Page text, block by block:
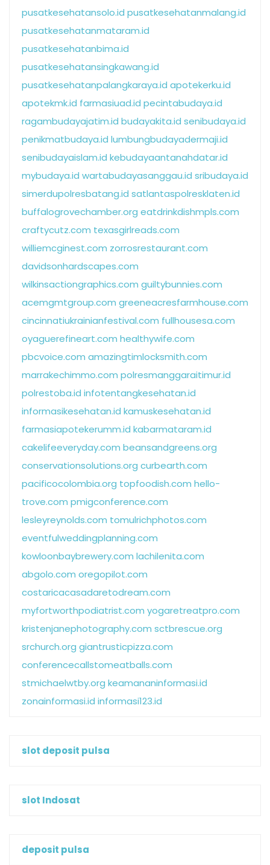
pusatkesehatansolo.id pusatkesehatanmalang.id
pusatkesehatanmataram.id
pusatkesehatanbima.id
pusatkesehatansingkawang.id
pusatkesehatanpalangkaraya.id apotekerku.id
apotekmk.id farmasiuad.id pecintabudaya.id
ragambudayajatim.id budayakita.id senibudaya.id
penikmatbudaya.id lumbungbudayadermaji.id
senibudayaislam.id kebudayaantanahdatar.id
mybudaya.id wartabudayasanggau.id sribudaya.id
simerdupolresbatang.id satlantaspolresklaten.id
buffalogrovechamber.org eatdrinkdishmpls.com
craftycutz.com texasgirlreads.com
williemcginest.com zorrosrestaurant.com
davidsonhardscapes.com
wilkinsactiongraphics.com guiltybunnies.com
acemgmtgroup.com greeneacresfarmhouse.com
cincinnatiukrainianfestival.com fullhousesa.com
oyaguerefineart.com healthywife.com
pbcvoice.com amazingtimlocksmith.com
marrakechimmo.com polresmanggaraitimur.id
polrestoba.id infotentangkesehatan.id
informasikesehatan.id kamuskesehatan.id
farmasiapotekerumm.id kabarmataram.id
cakelifeeveryday.com beansandgreens.org
conservationsolutions.org curbearth.com
pacificocolombia.org topfoodish.com hello-
trove.com pmigconference.com
lesleyreynolds.com tomulrichphotos.com
eventfulweddingplanning.com
kowloonbaybrewery.com lachilenita.com
abgolo.com oregopilot.com
costaricacasadaretodream.com
myfortworthpodiatrist.com yogaretreatpro.com
kristenjanephotography.com sctbrescue.org
srchurch.org giantrusticpizza.com
conferencecallstomeatballs.com
stmichaelwtby.org keamananinformasi.id
zonainformasi.id informasi123.id
slot deposit pulsa
slot Indosat
deposit pulsa